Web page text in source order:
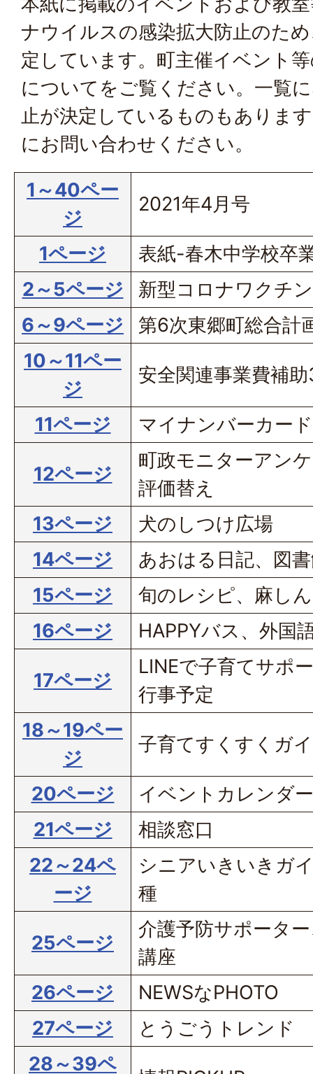
ナウイルスの感染拡大防止のた
定しています。 町主催イベント
について をご覧ください。一覧
止が決定しているものもありま
にお問い合わせください。
1～40ペー
ジ
2021年4月号
1ページ
表紙-春木中学校卒
2～5ページ
新型コロナワクチ
6～9ページ
第6次東郷町総合計
10～11ペー
ジ
安全関連事業費補
11ページ マイナンバーカード
12ページ
町政モニターアン
評価替え
13ページ
犬のしつけ広場
14ページ
あおはる日記、図
15ページ
旬のレシピ、麻し
16ページ
HAPPYバス、外国
17ページ
LINEで子育てサポ
行事予定
18～19ペー
ジ
子育てすくすくガ
20ページ
イベントカレンダー
21ページ
相談窓口
22～24ペ
ージ
シニアいきいきガ
種
25ページ
介護予防サポータ
講座
26ページ
NEWSなPHOTO
27ページ
とうごうトレンド
28～39ペ